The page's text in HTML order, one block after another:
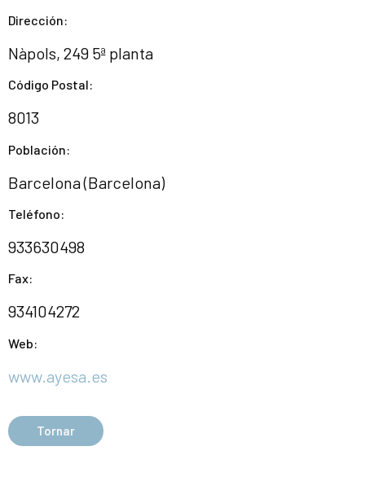
Dirección:
Nàpols, 249 5ª planta
Código Postal:
8013
Población:
Barcelona (Barcelona)
Teléfono:
933630498
Fax:
934104272
Web:
www.ayesa.es
Tornar